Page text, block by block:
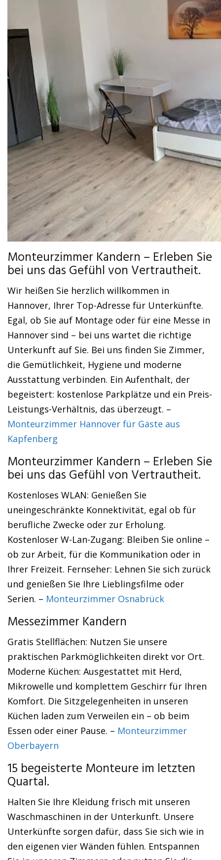
Monteurzimmer Kandern – Erleben Sie
bei uns das Gefühl von Vertrautheit.
Wir heißen Sie herzlich willkommen in
Hannover, Ihrer Top-Adresse für Unterkünfte.
Egal, ob Sie auf Montage oder für eine Messe in
Hannover sind – bei uns wartet die richtige
Unterkunft auf Sie. Bei uns finden Sie Zimmer,
die Gemütlichkeit, Hygiene und moderne
Ausstattung verbinden. Ein Aufenthalt, der
begeistert: kostenlose Parkplätze und ein Preis-
Leistungs-Verhältnis, das überzeugt. –
Monteurzimmer Hannover für Gäste aus
Kapfenberg
Monteurzimmer Kandern – Erleben Sie
bei uns das Gefühl von Vertrautheit.
Kostenloses WLAN: Genießen Sie
uneingeschränkte Konnektivität, egal ob für
berufliche Zwecke oder zur Erholung.
Kostenloser W-Lan-Zugang: Bleiben Sie online –
ob zur Arbeit, für die Kommunikation oder in
Ihrer Freizeit. Fernseher: Lehnen Sie sich zurück
und genießen Sie Ihre Lieblingsfilme oder
Serien. – Monteurzimmer Osnabrück
Messezimmer Kandern
Gratis Stellflächen: Nutzen Sie unsere
praktischen Parkmöglichkeiten direkt vor Ort.
Moderne Küchen: Ausgestattet mit Herd,
Mikrowelle und komplettem Geschirr für Ihren
Komfort. Die Sitzgelegenheiten in unseren
Küchen laden zum Verweilen ein – ob beim
Essen oder einer Pause. – Monteurzimmer
Oberbayern
15 begeisterte Monteure im letzten
Quartal.
Halten Sie Ihre Kleidung frisch mit unseren
Waschmaschinen in der Unterkunft. Unsere
Unterkünfte sorgen dafür, dass Sie sich wie in
den eigenen vier Wänden fühlen. Entspannen